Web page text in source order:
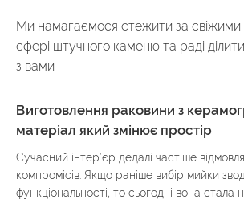
Ми намагаємося стежити за
сфері штучного каменю та раді
з вами
Виготовлення раковини з
матеріал який змінює простір
Сучасний інтер’єр дедалі частіше
компромісів. Якщо раніше вибір мийки
функціональності, то сьогодні вона стала